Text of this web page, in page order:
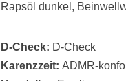
Rapsöl dunkel,
D-Check: D-Check
Karenzzeit: ADMR-